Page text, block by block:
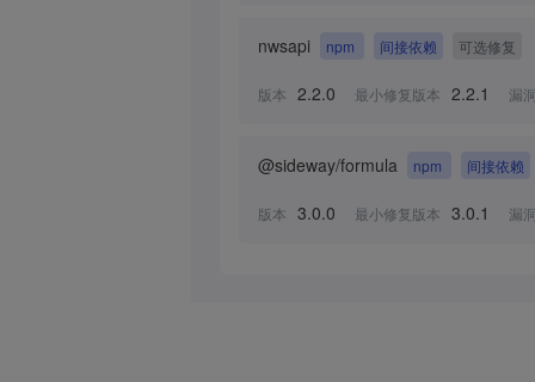
nwsapi npm 间接依赖 可选修复
版本 2.2.0 最小修复版本 2.2.1 漏
@sideway/formula npm 间接依赖
版本 3.0.0 最小修复版本 3.0.1 漏